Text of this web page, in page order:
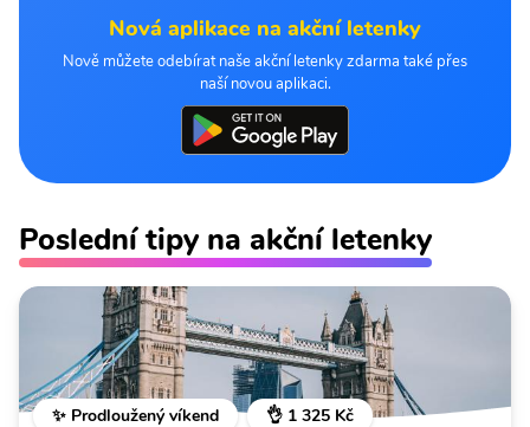
Nová aplikace na akční letenky
Nově můžete odebírat naše akční letenky zdarma také přes
naší novou aplikaci.
Poslední tipy na akční letenky
✨ Prodloužený víkend 👌 1 325 Kč